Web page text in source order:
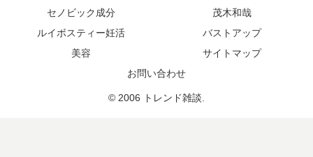
セノビック成分
茂木和哉
ルイボスティー妊活
バストアップ
美容
サイトマップ
お問い合わせ
© 2006 トレンド雑談.